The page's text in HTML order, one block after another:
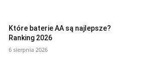
Które baterie AA są najlepsze?
Ranking 2026
6 sierpnia 2026